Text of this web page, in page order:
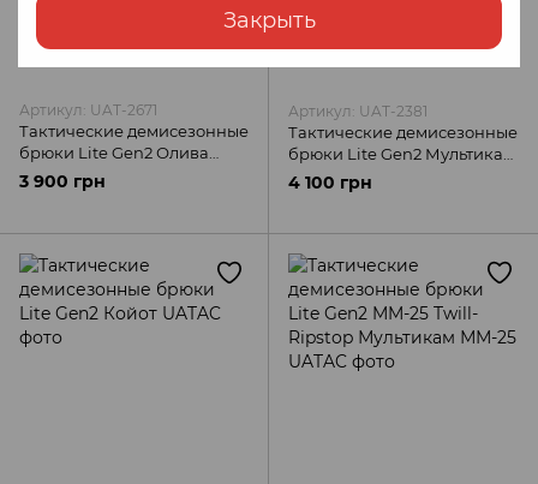
Закрыть
Артикул: UAT-2671
Тактические демисезонные
брюки Lite Gen2 Олива
UATAC
3 900 грн
Артикул: UAT-2381
Тактические демисезонные
брюки Lite Gen2 Мультикам
UATAC
4 100 грн